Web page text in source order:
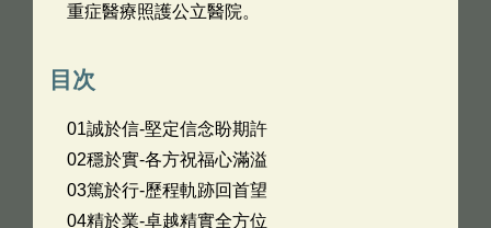
重症醫療照護公立醫院。
目次
01誠於信-堅定信念盼期許
02穩於實-各方祝福心滿溢
03篤於行-歷程軌跡回首望
04精於業-卓越精實全方位